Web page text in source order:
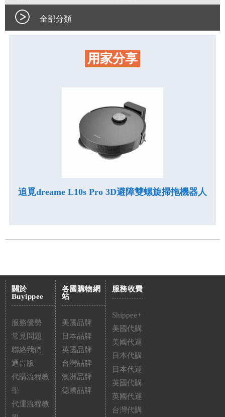
全部分類
用家分享
追覓dreame L10s Pro 3D避障雙螺旋掃拖機器人
關於
Buyippee
服務優勢
常見問題
聯絡我們
通告版
代購流程教
學
代運流程教
各國購物網
站
美國品牌
日本品牌
英國品牌
台灣品牌
澳洲品牌
德國品牌
服務收費
Shippee+
美國代購
美國代運
日本代購
日本代運
英國代購
英國代運
台灣代購